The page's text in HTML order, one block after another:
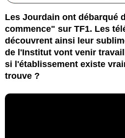
Les Jourdain ont débarqué
commence" sur TF1. Les
découvrent ainsi leur
de l'Institut vont venir
si l'établissement existe
trouve ?